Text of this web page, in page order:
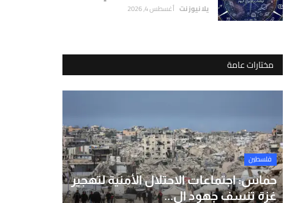
يلا نيوز نت أغسطس 4, 2026
مختارات عامة
فلسطين
حماس: اجتماعات الاحتلال الأمنية لتهجير
غزة تنسف جهود ال...